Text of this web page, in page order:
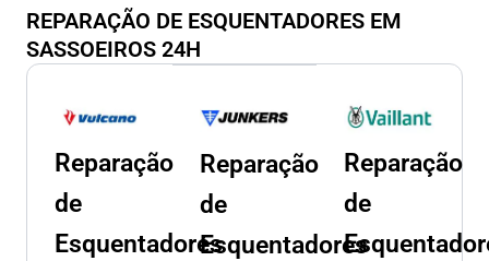
REPARAÇÃO DE ESQUENTADORES EM
SASSOEIROS 24H
Reparação
de
Esquentadores
Reparação
de
Esquentadores
Reparação
de